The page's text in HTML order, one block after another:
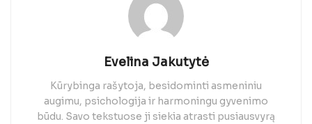
Evelina Jakutytė
Kūrybinga rašytoja, besidominti asmeniniu
augimu, psichologija ir harmoningu gyvenimo
būdu. Savo tekstuose ji siekia atrasti pusiausvyrą